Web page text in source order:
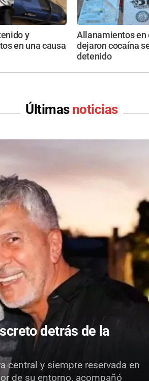
y
en una causa
Allanamientos en
dejaron cocaína
detenido
Últimas noticias
detrás de la
central y siempre reservada en
de su entorno, acompañó